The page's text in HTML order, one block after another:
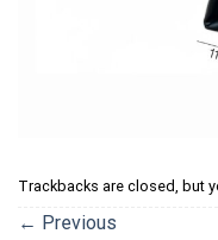
Trackbacks are closed, but
← Previous